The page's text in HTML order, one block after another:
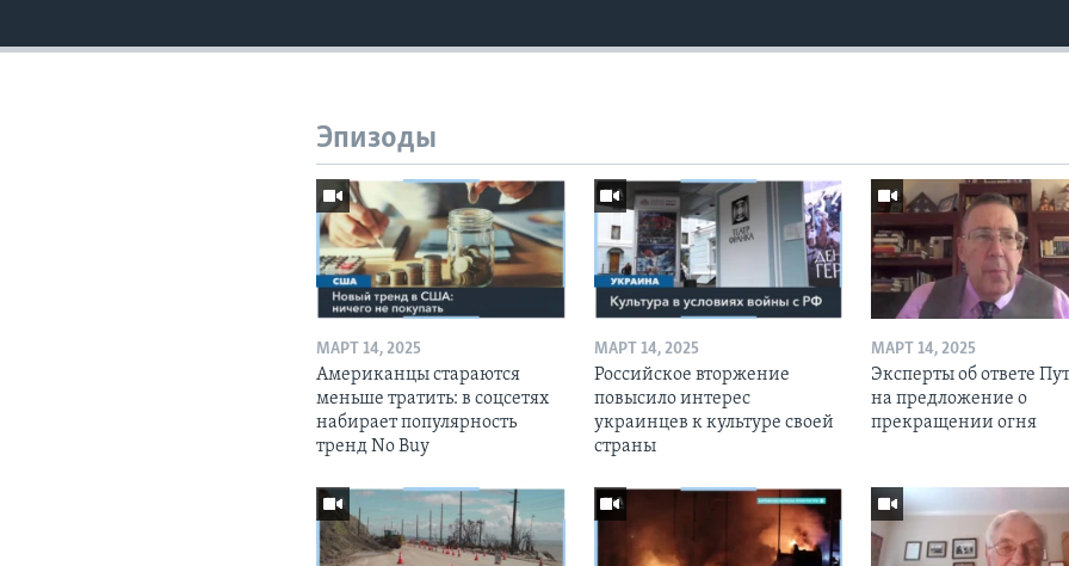
Эпизоды
МАРТ 14, 2025
Американцы стараются
меньше тратить: в соцсетях
набирает популярность
тренд No Buy
МАРТ 14, 2025
Российское вторжение
повысило интерес
украинцев к культуре своей
страны
МАРТ 14, 2025
Эксперты об ответе
на предложение о
прекращении огня